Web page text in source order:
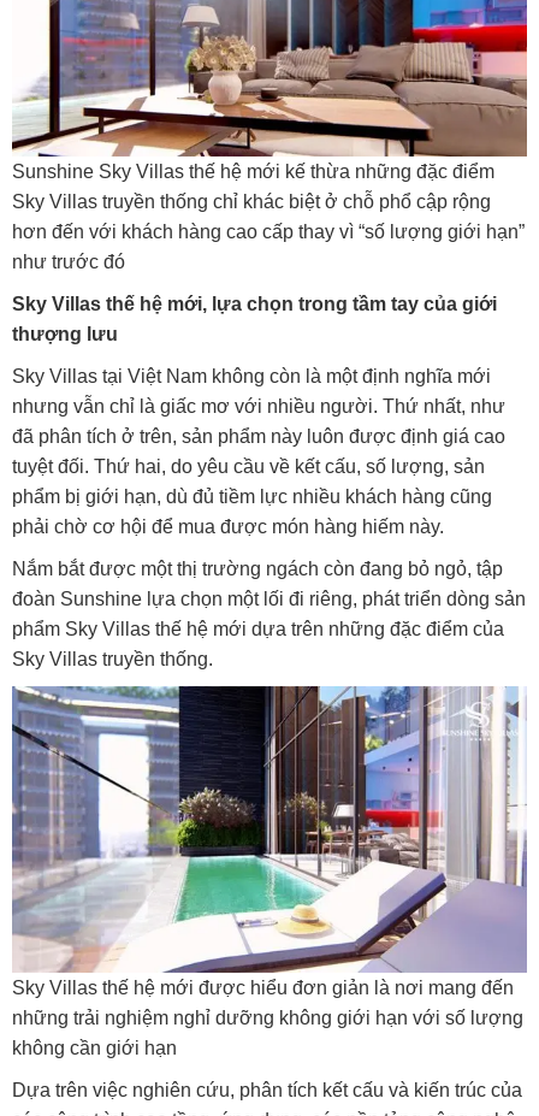
Sunshine Sky Villas thế hệ mới kế thừa những đặc điểm
Sky Villas truyền thống chỉ khác biệt ở chỗ phổ cập rộng
hơn đến với khách hàng cao cấp thay vì “số lượng giới hạn”
như trước đó
Sky Villas thế hệ mới, lựa chọn trong tầm tay của giới
thượng lưu
Sky Villas tại Việt Nam không còn là một định nghĩa mới
nhưng vẫn chỉ là giấc mơ với nhiều người. Thứ nhất, như
đã phân tích ở trên, sản phẩm này luôn được định giá cao
tuyệt đối. Thứ hai, do yêu cầu về kết cấu, số lượng, sản
phẩm bị giới hạn, dù đủ tiềm lực nhiều khách hàng cũng
phải chờ cơ hội để mua được món hàng hiếm này.
Nắm bắt được một thị trường ngách còn đang bỏ ngỏ, tập
đoàn Sunshine lựa chọn một lối đi riêng, phát triển dòng sản
phẩm Sky Villas thế hệ mới dựa trên những đặc điểm của
Sky Villas truyền thống.
Sky Villas thế hệ mới được hiểu đơn giản là nơi mang đến
những trải nghiệm nghỉ dưỡng không giới hạn với số lượng
không cần giới hạn
Dựa trên việc nghiên cứu, phân tích kết cấu và kiến trúc của